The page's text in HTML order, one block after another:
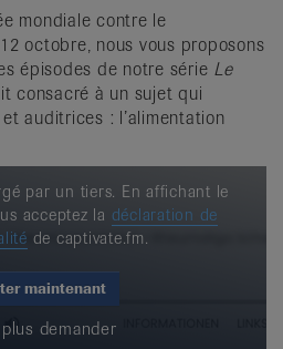
mondiale contre le
octobre, nous vous proposons
épisodes de notre série Le
consacré à un sujet qui
auditrices : l’alimentation
par un tiers. En affichant le
acceptez la déclaration de
de captivate.fm.
maintenant
demander